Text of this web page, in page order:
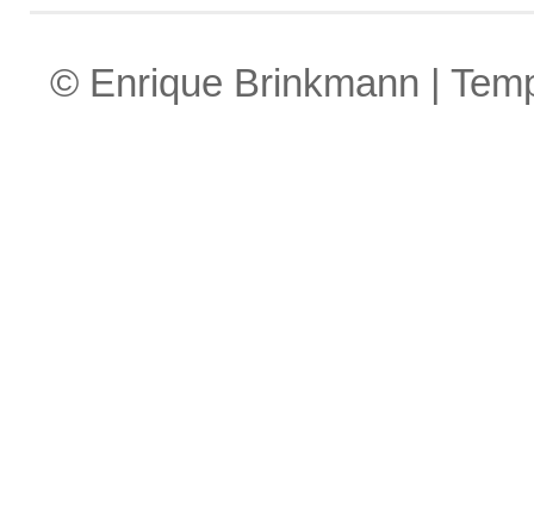
© Enrique Brinkmann |